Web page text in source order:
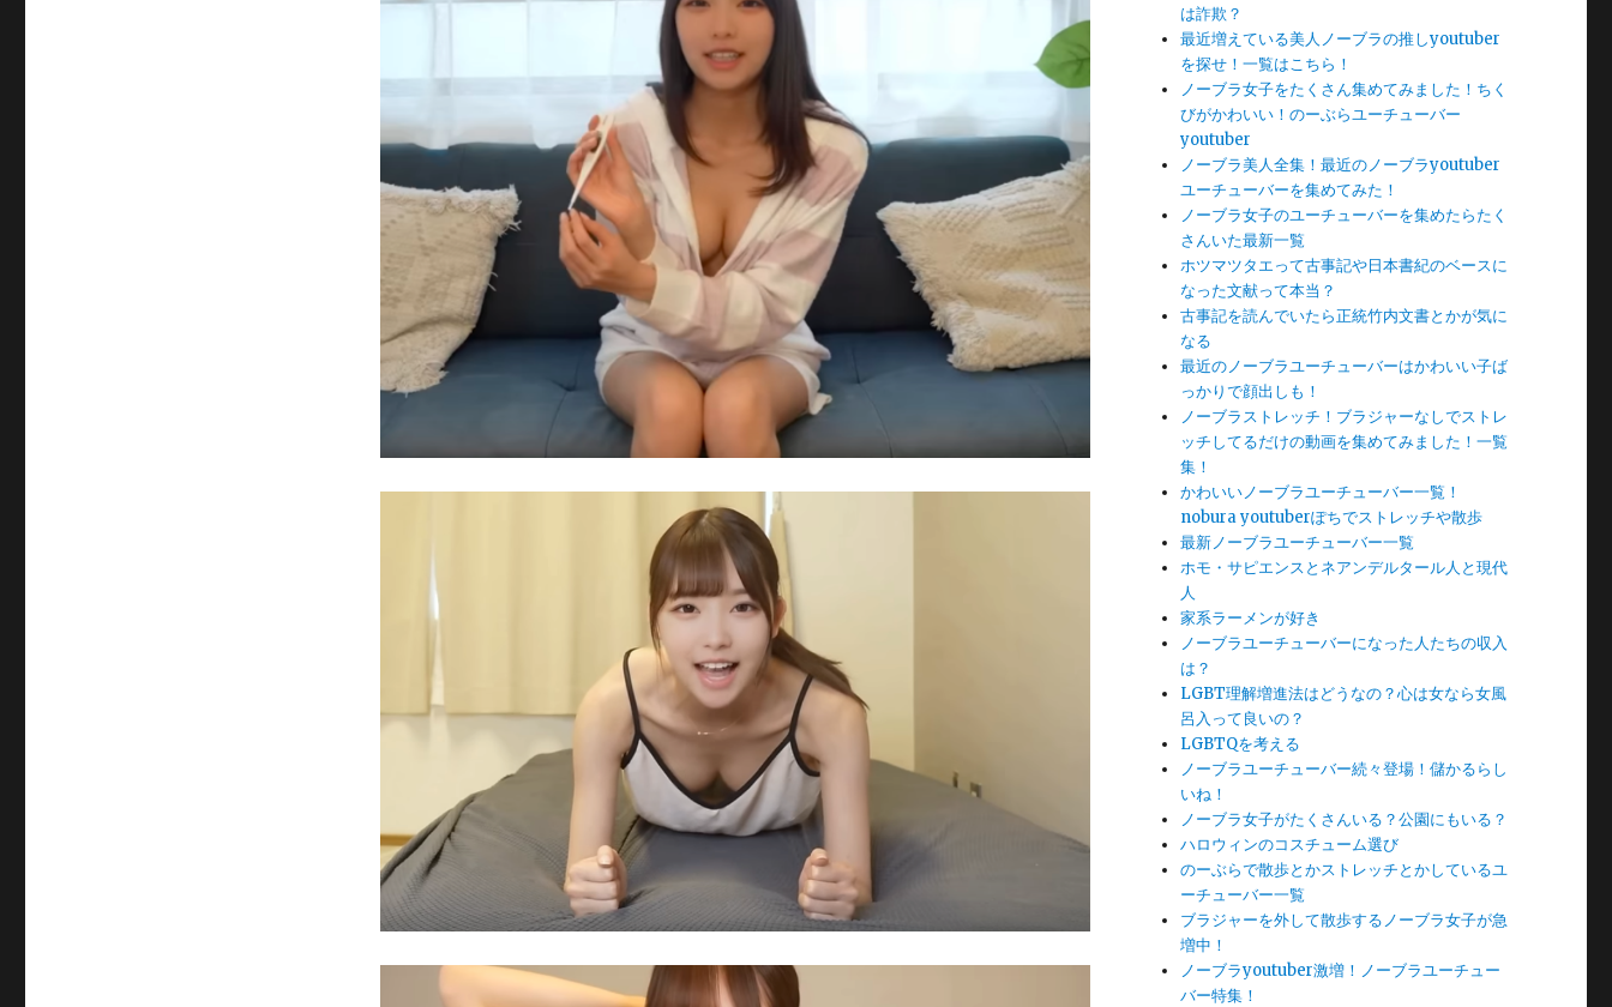
は詐欺？
最近増えている美人ノーブラの推しyoutuber
を探せ！一覧はこちら！
ノーブラ女子をたくさん集めてみました！ちく
びがかわいい！のーぶらユーチューバー
youtuber
ノーブラ美人全集！最近のノーブラyoutuber
ユーチューバーを集めてみた！
ノーブラ女子のユーチューバーを集めたらたく
さんいた最新一覧
ホツマツタエって古事記や日本書紀のベースに
なった文献って本当？
古事記を読んでいたら正統竹内文書とかが気に
なる
最近のノーブラユーチューバーはかわいい子ば
っかりで顔出しも！
ノーブラストレッチ！ブラジャーなしでストレ
ッチしてるだけの動画を集めてみました！一覧
集！
かわいいノーブラユーチューバー一覧！
nobura youtuberぽちでストレッチや散歩
最新ノーブラユーチューバー一覧
ホモ・サピエンスとネアンデルタール人と現代
人
家系ラーメンが好き
ノーブラユーチューバーになった人たちの収入
は？
LGBT理解増進法はどうなの？心は女なら女風
呂入って良いの？
LGBTQを考える
ノーブラユーチューバー続々登場！儲かるらし
いね！
ノーブラ女子がたくさんいる？公園にもいる？
ハロウィンのコスチューム選び
のーぶらで散歩とかストレッチとかしているユ
ーチューバー一覧
ブラジャーを外して散歩するノーブラ女子が急
増中！
ノーブラyoutuber激増！ノーブラユーチュー
バー特集！